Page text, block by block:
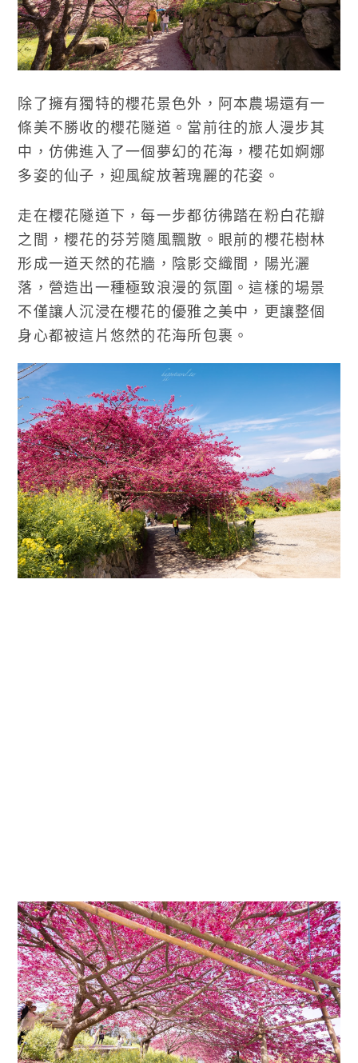
除了擁有獨特的櫻花景色外，阿本農場還有一
條美不勝收的櫻花隧道。當前往的旅人漫步其
中，仿佛進入了一個夢幻的花海，櫻花如婀娜
多姿的仙子，迎風綻放著瑰麗的花姿。
走在櫻花隧道下，每一步都彷彿踏在粉白花瓣
之間，櫻花的芬芳隨風飄散。眼前的櫻花樹林
形成一道天然的花牆，陰影交織間，陽光灑
落，營造出一種極致浪漫的氛圍。這樣的場景
不僅讓人沉浸在櫻花的優雅之美中，更讓整個
身心都被這片悠然的花海所包裹。